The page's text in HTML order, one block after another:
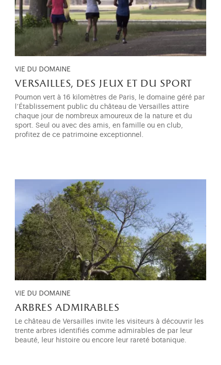
VIE DU DOMAINE
versailles, des jeux et du sport
Poumon vert à 16 kilomètres de Paris, le domaine géré par
l’Établissement public du château de Versailles attire
chaque jour de nombreux amoureux de la nature et du
sport. Seul ou avec des amis, en famille ou en club,
profitez de ce patrimoine exceptionnel.
VIE DU DOMAINE
arbres admirables
Le château de Versailles invite les visiteurs à découvrir les
trente arbres identifiés comme admirables de par leur
beauté, leur histoire ou encore leur rareté botanique.